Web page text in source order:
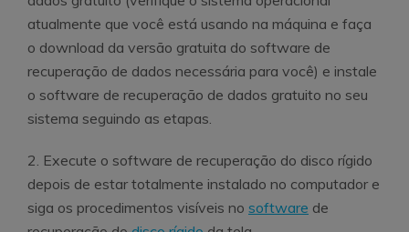
atualmente que você está usando na máquina e faça
o download da versão gratuita do software de
recuperação de dados necessária para você) e instale
o software de recuperação de dados gratuito no seu
sistema seguindo as etapas.
2. Execute o software de recuperação do disco rígido
depois de estar totalmente instalado no computador e
siga os procedimentos visíveis no software de